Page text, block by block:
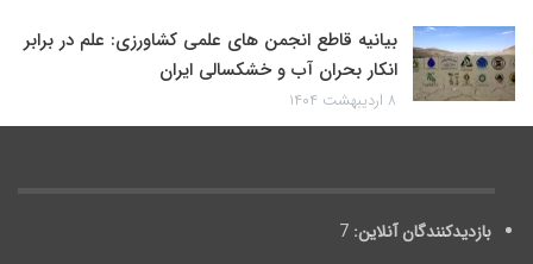
بیانیه قاطع انجمن های علمی کشاورزی: علم در برابر
انکار بحران آب و خشکسالی ایران
۸ اردیبهشت ۱۴۰۴
بازدیدکنندگان آنلاین: 7